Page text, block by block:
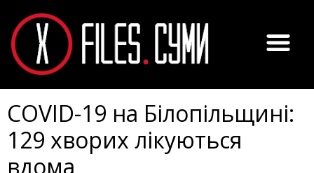
COVID-19 на Білопільщині:
129 хворих лікуються
вдома